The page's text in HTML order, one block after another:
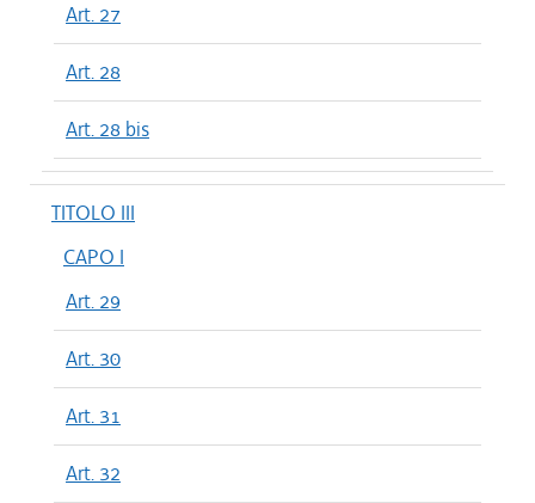
Art. 27
Art. 28
Art. 28 bis
TITOLO III
CAPO I
Art. 29
Art. 30
Art. 31
Art. 32